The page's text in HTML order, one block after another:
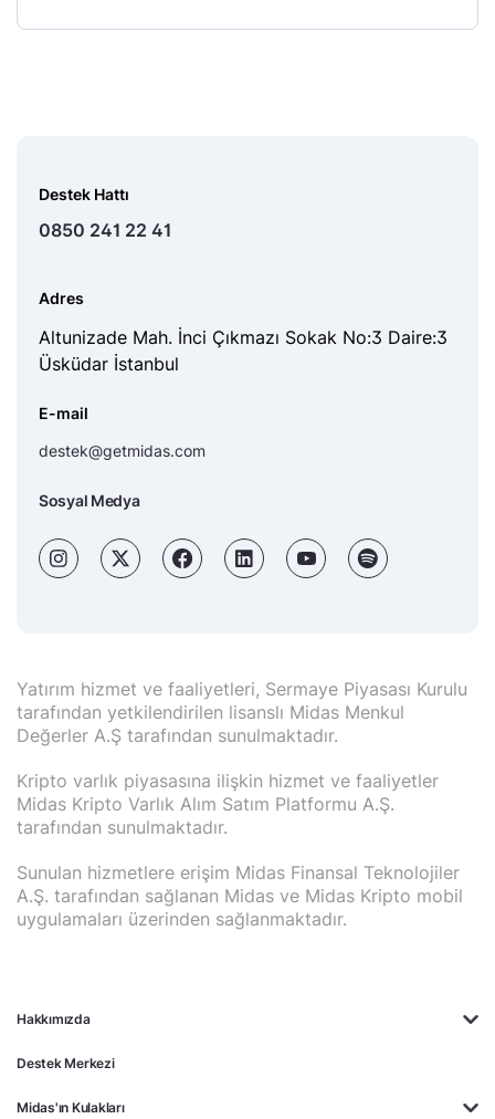
Hakkımızda
Destek Merkezi
Midas'ın Kulakları
Destek Hattı
0850 241 22 41
Adres
Altunizade Mah. İnci Çıkmazı Sokak No:3 Daire:3
Üsküdar İstanbul
E-mail
destek@getmidas.com
Sosyal Medya
Yatırım hizmet ve faaliyetleri, Sermaye Piyasası Kurulu
tarafından yetkilendirilen lisanslı Midas Menkul
Değerler A.Ş tarafından sunulmaktadır.
Kripto varlık piyasasına ilişkin hizmet ve faaliyetler
Midas Kripto Varlık Alım Satım Platformu A.Ş.
tarafından sunulmaktadır.
Sunulan hizmetlere erişim Midas Finansal Teknolojiler
A.Ş. tarafından sağlanan Midas ve Midas Kripto mobil
uygulamaları üzerinden sağlanmaktadır.